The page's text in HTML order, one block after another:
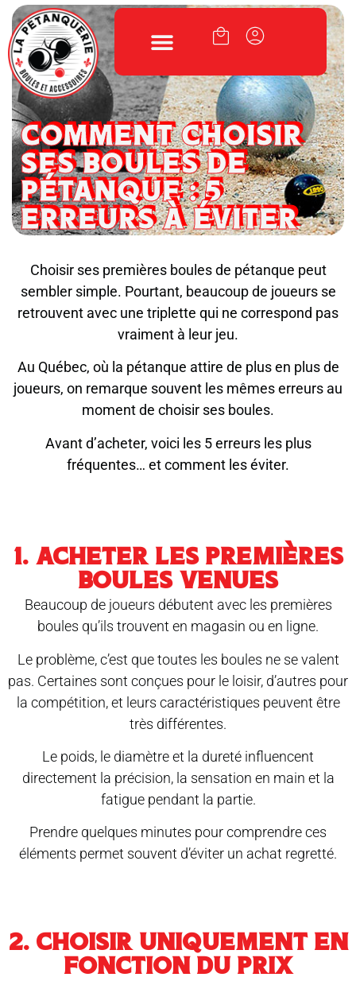
COMMENT CHOISIR
SES BOULES DE
PÉTANQUE : 5
ERREURS À ÉVITER
Choisir ses premières boules de pétanque peut
sembler simple. Pourtant, beaucoup de joueurs se
retrouvent avec une triplette qui ne correspond pas
vraiment à leur jeu.
Au Québec, où la pétanque attire de plus en plus de
joueurs, on remarque souvent les mêmes erreurs au
moment de choisir ses boules.
Avant d’acheter, voici les 5 erreurs les plus
fréquentes… et comment les éviter.
1. ACHETER LES PREMIÈRES
BOULES VENUES
Beaucoup de joueurs débutent avec les premières
boules qu’ils trouvent en magasin ou en ligne.
Le problème, c’est que toutes les boules ne se valent
pas. Certaines sont conçues pour le loisir, d’autres pour
la compétition, et leurs caractéristiques peuvent être
très différentes.
Le poids, le diamètre et la dureté influencent
directement la précision, la sensation en main et la
fatigue pendant la partie.
Prendre quelques minutes pour comprendre ces
éléments permet souvent d’éviter un achat regretté.
2. CHOISIR UNIQUEMENT EN
FONCTION DU PRIX